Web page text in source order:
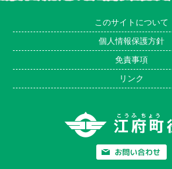
このサイトについて
個人情報保護方針
免責事項
リンク